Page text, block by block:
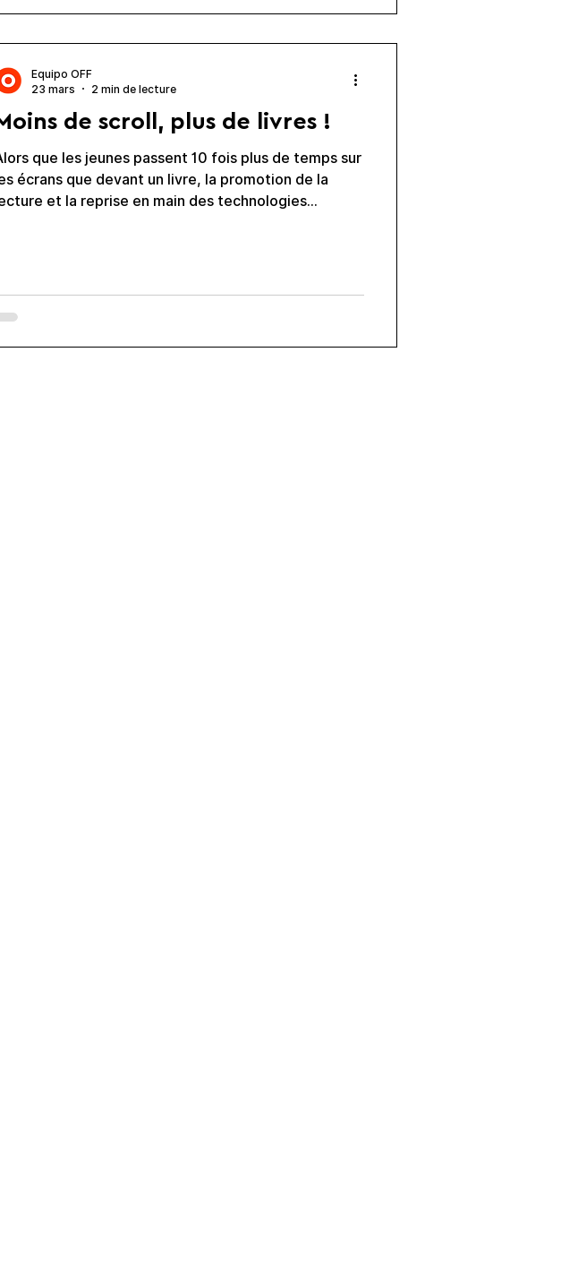
, qui a supervisé le sondage, on ne peut pas
éprouvent d
de scroll, plus de livres !
que les jeunes passent 10 fois plus de temps sur
écrans que devant un livre, la promotion de la
et la reprise en main des technologies
Equipo OFF
23 mars
2 min de lecture